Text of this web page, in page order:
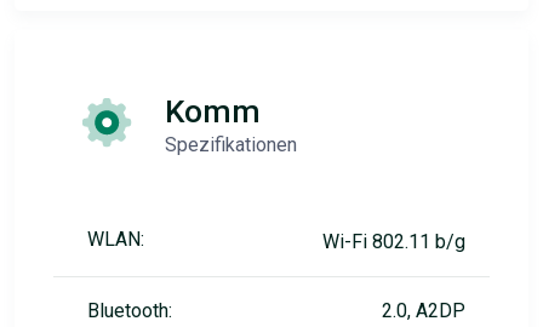
Komm
Spezifikationen
WLAN: Wi-Fi 802.11 b/g
Bluetooth: 2.0, A2DP